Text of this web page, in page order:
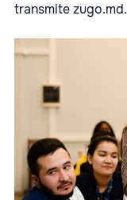
transmitezugo.md.